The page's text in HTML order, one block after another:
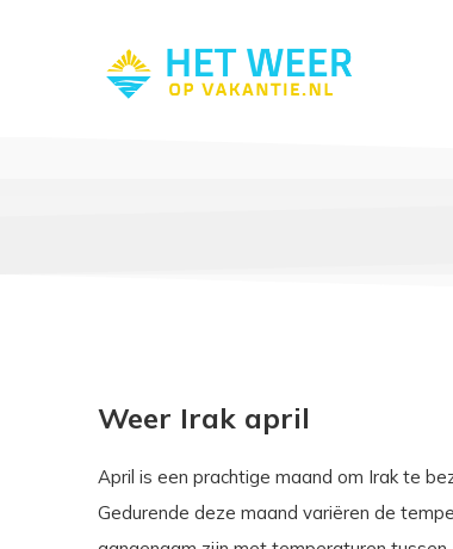
Weer Irak april
April is een prachtige maand om Irak te
Gedurende deze maand variëren de